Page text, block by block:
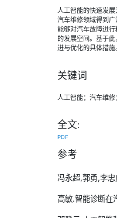
人工智能的快速发
汽车维修领域得到
能够对汽车故障进
的发展空间。基于
进与优化的具体措施。
关键词
人工智能；汽车维
全文:
PDF
参考
冯永超,郭勇,李
高敏.智能诊断在